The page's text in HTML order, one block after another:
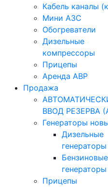
Кабель каналы
Мини АЗС
Обогреватели
Дизельные
компрессоры
Прицепы
Аренда АВР
Продажа
ВВОД РЕЗЕРВА
Генераторы
Дизельные
генераторы
Бензиновые
генераторы
Прицепы